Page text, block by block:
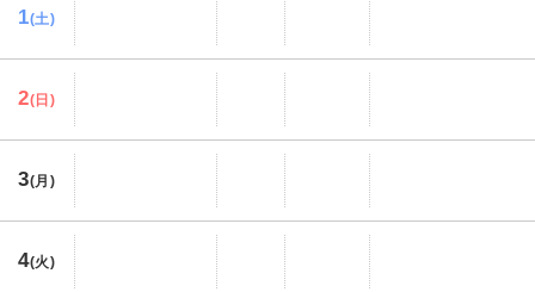
1(土)
2(日)
3(月)
4(火)